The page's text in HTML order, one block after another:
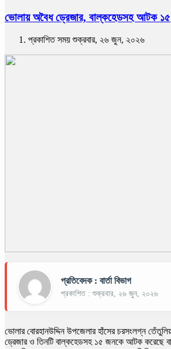
ভোলায় অবৈধ ড্রেজার, বাল্কহেডসহ আটক ১৫
প্রকাশিত সময় শুক্রবার, ২৬ জুন, ২০২৬
প্রতিবেদক : বার্তা বিভাগ
প্রকাশিত : শুক্রবার, ২৬ জুন, ২০২৬
ভোলার বোরহানউদ্দিন উপজেলার হাঁসের চরসংলগ্ন
ড্রেজার ও তিনটি বাল্কহেডসহ ১৫ জনকে আটক করেছে